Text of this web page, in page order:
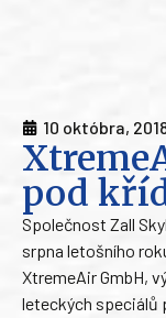
10 októbra,
pod
Společnost Zall
srpna letošního
XtremeAir GmbH,
leteckých speciálů